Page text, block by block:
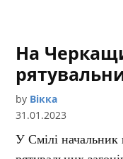
На
by Вікка
31.01.2023
У Смілі начальник